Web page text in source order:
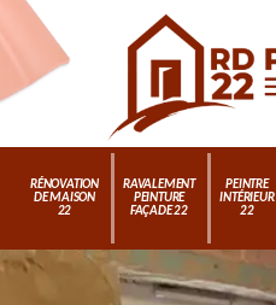
RÉNOVATION
DE MAISON
22
RAVALEMENT
PEINTURE
FAÇADE 22
PEINTRE
INTÉRIEUR
22